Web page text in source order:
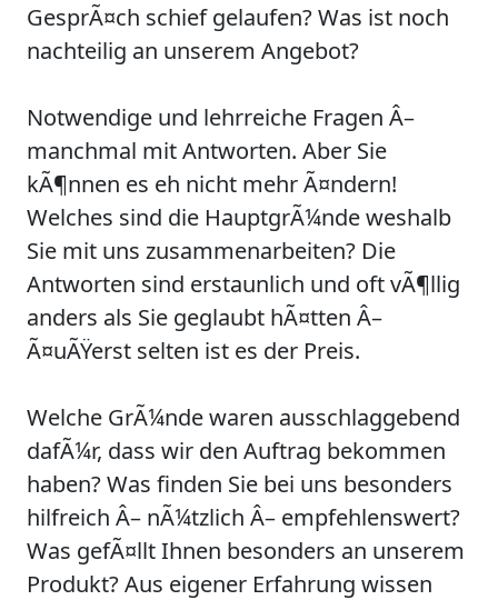
GesprÃ¤ch schief gelaufen? Was ist noch
nachteilig an unserem Angebot?
Notwendige und lehrreiche Fragen Â–
manchmal mit Antworten. Aber Sie
kÃ¶nnen es eh nicht mehr Ã¤ndern!
Welches sind die HauptgrÃ¼nde weshalb
Sie mit uns zusammenarbeiten? Die
Antworten sind erstaunlich und oft vÃ¶llig
anders als Sie geglaubt hÃ¤tten Â–
Ã¤uÃŸerst selten ist es der Preis.
Welche GrÃ¼nde waren ausschlaggebend
dafÃ¼r, dass wir den Auftrag bekommen
haben? Was finden Sie bei uns besonders
hilfreich Â– nÃ¼tzlich Â– empfehlenswert?
Was gefÃ¤llt Ihnen besonders an unserem
Produkt? Aus eigener Erfahrung wissen